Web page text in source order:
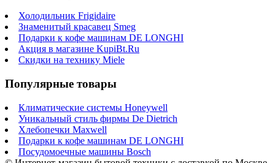
Холодильник Frigidaire
Знаменитый красавец Smeg
Подарки к кофе машинам DE LONGHI
Акция в магазине KupiBt.Ru
Скидки на технику Miele
Популярные товары
Климатические системы Honeywell
Уникальный стиль фирмы De Dietrich
Хлебопечки Maxwell
Подарки к кофе машинам DE LONGHI
Посудомоечные машины Bosch